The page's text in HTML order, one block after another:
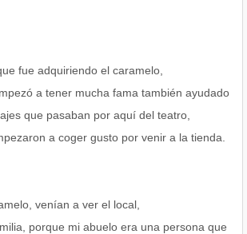
fue adquiriendo el caramelo,
a tener mucha fama también ayudado
que pasaban por aquí del teatro,
a coger gusto por venir a la tienda.
venían a ver el local,
porque mi abuelo era una persona que